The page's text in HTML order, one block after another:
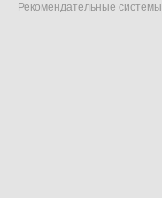
Рекомендательные системы